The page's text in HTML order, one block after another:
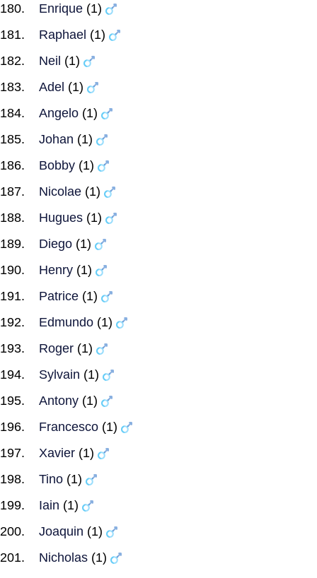
Enrique (1)
Raphael (1)
Neil (1)
Adel (1)
Angelo (1)
Johan (1)
Bobby (1)
Nicolae (1)
Hugues (1)
Diego (1)
Henry (1)
Patrice (1)
Edmundo (1)
Roger (1)
Sylvain (1)
Antony (1)
Francesco (1)
Xavier (1)
Tino (1)
Iain (1)
Joaquin (1)
Nicholas (1)